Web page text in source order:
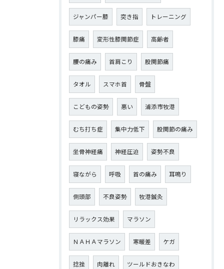
ジャンパー膝 突き指 トレーニング
膝痛 変形性膝関節症 高齢者
腰の痛み 首肩こり 股関節痛
タオル スマホ首 骨盤
こどもの姿勢 悪い 浦添市牧港
むち打ち症 集中力低下 股関節の痛み
坐骨神経痛 神経圧迫 姿勢不良
寝ながら 呼吸 首の痛み 耳鳴り
側頭部 不良姿勢 牧港鍼灸
リラックス効果 マラソン
ＮＡＨＡマラソン 寒暖差 ケガ
捻挫 肉離れ ツールドおきなわ